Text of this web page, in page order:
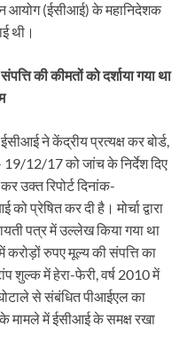
आयोग (ईसीआई) के महानिदेशक
थी।
की कीमतों को दर्शाया गया था
ने केंद्रीय प्रत्यक्ष कर बोर्ड,
19/12/17 को जांच के निर्देश दिए
उक्त रिपोर्ट दिनांक-
प्रेषित कर दी है। मोर्चा द्वारा
पत्र में उल्लेख किया गया था
करोड़ों रुपए मूल्य की संपत्ति का
शुल्क में हेरा-फेरी, वर्ष 2010 में
से संबंधित पीआईएल का
मामले में ईसीआई के समक्ष रखा